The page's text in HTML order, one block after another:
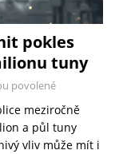
pokles
tuny
povolené
meziročně
a půl tuny
vliv může mít i